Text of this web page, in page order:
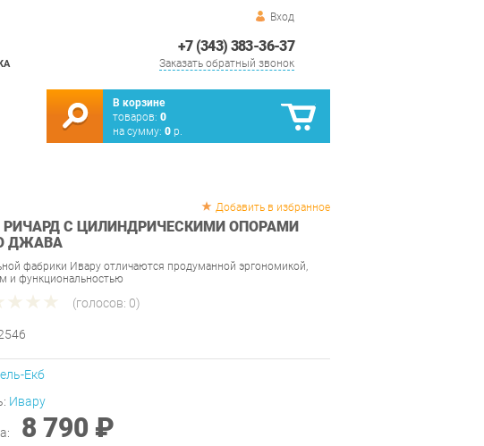
Вход
+7 (343) 383-36-37
Заказать обратный звонок
В корзине
товаров: 0
на сумму: 0 р.
Добавить в избранное
РИЧАРД С ЦИЛИНДРИЧЕСКИМИ ОПОРАМИ
ДЖАВА
фабрики Ивару отличаются продуманной эргономикой,
и функциональностью
(голосов: 0)
Екб
Ивару
8 790 ₽